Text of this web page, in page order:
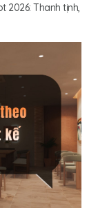
2026: Thanh tịnh,